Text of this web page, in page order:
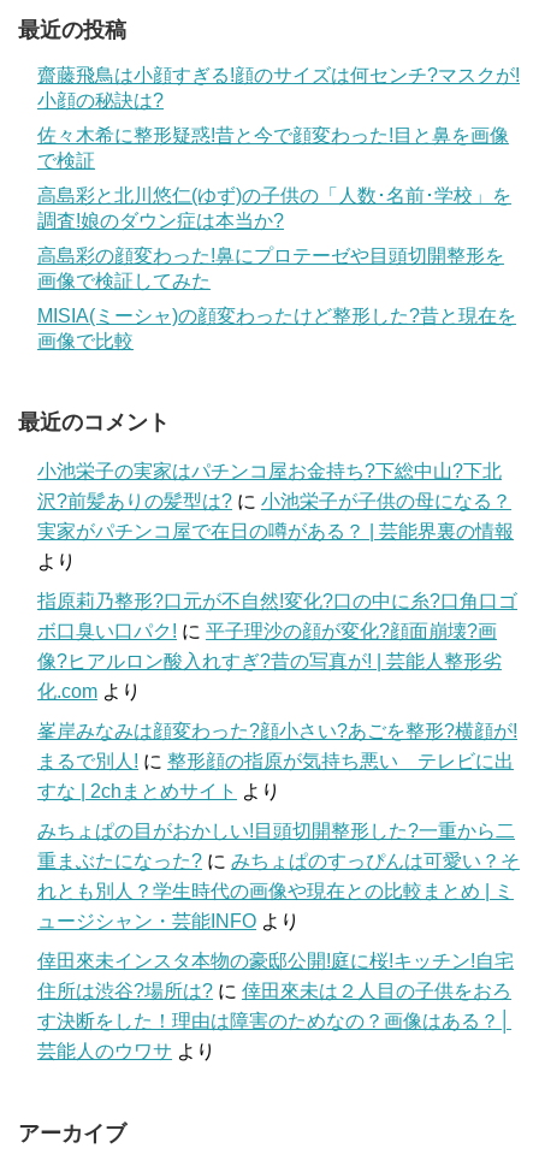
最近の投稿
齋藤飛鳥は小顔すぎる!顔のサイズは何センチ?マスクが!
小顔の秘訣は?
佐々木希に整形疑惑!昔と今で顔変わった!目と鼻を画像
で検証
高島彩と北川悠仁(ゆず)の子供の「人数･名前･学校」を
調査!娘のダウン症は本当か?
高島彩の顔変わった!鼻にプロテーゼや目頭切開整形を
画像で検証してみた
MISIA(ミーシャ)の顔変わったけど整形した?昔と現在を
画像で比較
最近のコメント
小池栄子の実家はパチンコ屋お金持ち?下総中山?下北
沢?前髪ありの髪型は? に 小池栄子が子供の母になる？
実家がパチンコ屋で在日の噂がある？ | 芸能界裏の情報
より
指原莉乃整形?口元が不自然!変化?口の中に糸?口角口ゴ
ボ口臭い口パク! に 平子理沙の顔が変化?顔面崩壊?画
像?ヒアルロン酸入れすぎ?昔の写真が! | 芸能人整形劣
化.com より
峯岸みなみは顔変わった?顔小さい?あごを整形?横顔が!
まるで別人! に 整形顔の指原が気持ち悪い テレビに出
すな | 2chまとめサイト より
みちょぱの目がおかしい!目頭切開整形した?一重から二
重まぶたになった? に みちょぱのすっぴんは可愛い？そ
れとも別人？学生時代の画像や現在との比較まとめ | ミ
ュージシャン・芸能INFO より
倖田來未インスタ本物の豪邸公開!庭に桜!キッチン!自宅
住所は渋谷?場所は? に 倖田來未は２人目の子供をおろ
す決断をした！理由は障害のためなの？画像はある？│
芸能人のウワサ より
アーカイブ